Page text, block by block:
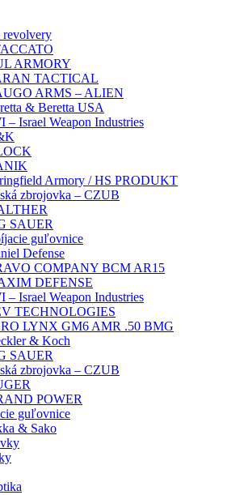
revolvery
ARMORY
TACTICAL
ARMS – ALIEN
& Beretta USA
– Israel Weapon Industries
Armory / HS PRODUKT
zbrojovka – CZUB
SAUER
guľovnice
Defense
COMPANY BCM AR15
DEFENSE
– Israel Weapon Industries
TECHNOLOGIES
LYNX GM6 AMR .50 BMG
& Koch
SAUER
zbrojovka – CZUB
POWER
guľovnice
& Sako